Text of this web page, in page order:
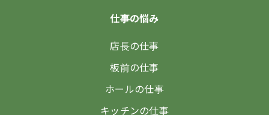
仕事の悩み
店長の仕事
板前の仕事
ホールの仕事
キッチンの仕事